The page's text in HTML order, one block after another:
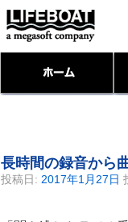
長時間の録音から
投稿日: 2017年1月27日